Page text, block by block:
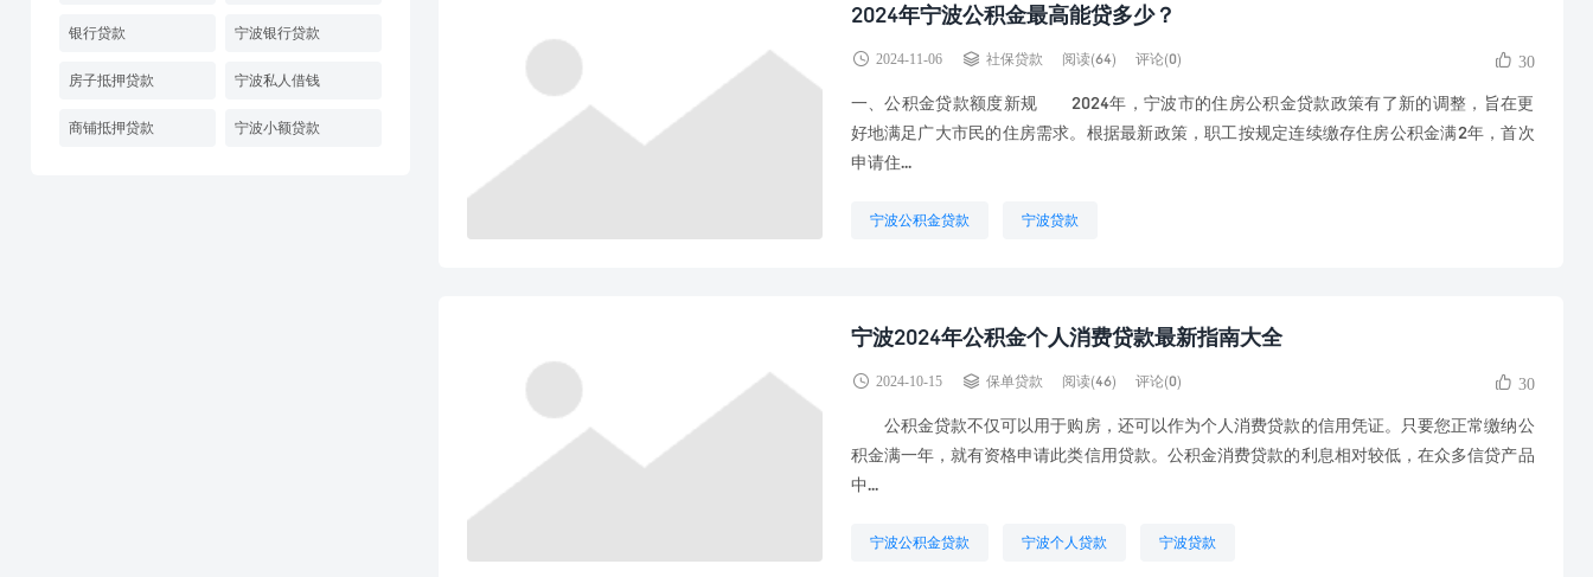
2024年宁波公积金最高能贷多少？
2024-11-06 社保贷款 阅读(64) 评论(0) 30
一、公积金贷款额度新规 2024年，宁波市的住房公积金贷款政策有了新的调整，旨在更
好地满足广大市民的住房需求。根据最新政策，职工按规定连续缴存住房公积金满2年，首次
申请住...
宁波公积金贷款 宁波贷款
宁波2024年公积金个人消费贷款最新指南大全
2024-10-15 保单贷款 阅读(46) 评论(0) 30
公积金贷款不仅可以用于购房，还可以作为个人消费贷款的信用凭证。只要您正常缴纳公
积金满一年，就有资格申请此类信用贷款。公积金消费贷款的利息相对较低，在众多信贷产品
中...
宁波公积金贷款 宁波个人贷款 宁波贷款
银行贷款 宁波银行贷款
房子抵押贷款 宁波私人借钱
商铺抵押贷款 宁波小额贷款